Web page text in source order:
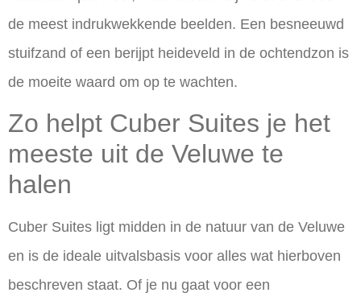
de meest indrukwekkende beelden. Een besneeuwd
stuifzand of een berijpt heideveld in de ochtendzon is
de moeite waard om op te wachten.
Zo helpt Cuber Suites je het
meeste uit de Veluwe te
halen
Cuber Suites ligt midden in de natuur van de Veluwe
en is de ideale uitvalsbasis voor alles wat hierboven
beschreven staat. Of je nu gaat voor een